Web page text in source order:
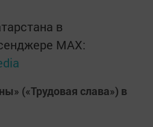
в
MАХ:
(«Трудовая слава») в